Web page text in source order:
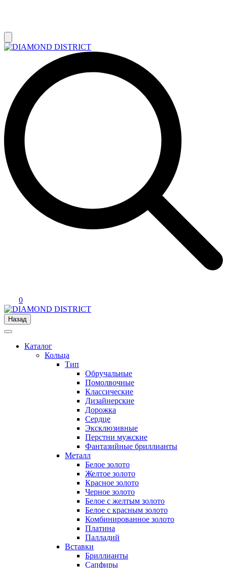
0
Назад
Каталог
Кольца
Тип
Обручальные
Помолвочные
Классические
Дизайнерские
Дорожка
Сердце
Эксклюзивные
Перстни мужские
Фантазийные бриллианты
Металл
Белое золото
Желтое золото
Красное золото
Черное золото
Белое с желтым золото
Белое с красным золото
Комбинированное золото
Платина
Палладий
Вставки
Бриллианты
Сапфиры